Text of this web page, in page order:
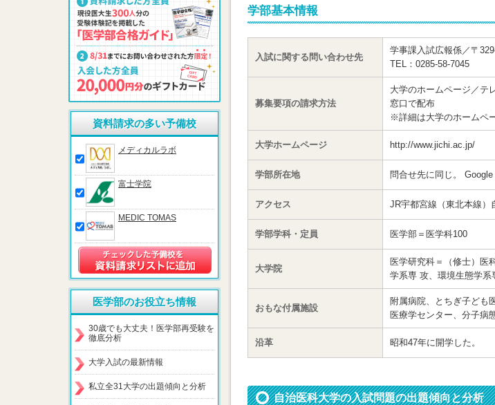
学部基本情報
入試に関する問い合わせ先
学事課入試広報係／〒
TEL：0285-58-7045
募集要項の請求方法
大学のホームページ／テ
窓口で配布
※詳細は大学のホームペ
大学ホームページ http://www.jichi.ac.jp/
学部所在地 問合せ先に同じ。
アクセス JR宇都宮線（東北本線）
学部学科・定員 医学部＝医学科100
大学院
医学研究科＝（修士）医
学系専 攻、環境生態学系
おもな付属施設
附属病院、とちぎ子ども
医療学センター、分子病
沿革 昭和47年に開学した。
自治医科大学の入試問題の出題傾向と分析
資料請求の多い予備校
メディカルラボ
富士学院
MEDIC TOMAS
医学部のお役立ち情報
30歳でも大丈夫！医学部再受験を
徹底分析
大学入試の最新情報
私立全31大学の出題傾向と分析